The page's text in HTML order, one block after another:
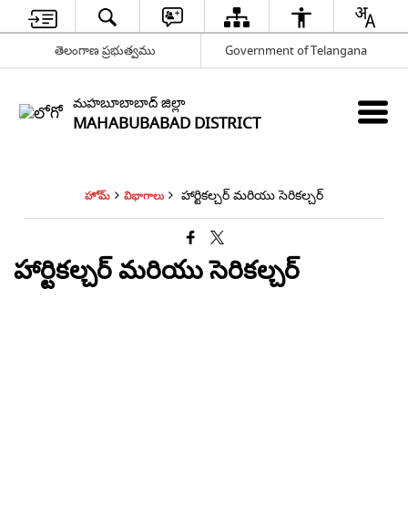
తెలంగాణ ప్రభుత్వము Government of Telangana
మహబూబాబాద్ జిల్లా
MAHABUBABAD DISTRICT
హోమ్ విభాగాలు హార్టికల్చర్ మరియు సెరికల్చర్
హార్టికల్చర్ మరియు సెరికల్చర్